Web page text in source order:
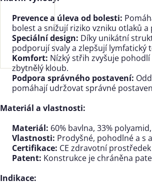
Prevence a úleva od bolesti:
bolest a snižují riziko vzniku otlaků a
Speciální design: Díky unikátní
podporují svaly a zlepšují lymfatický
Komfort: Nízký střih zvyšuje
zbytnělý kloub.
Podpora správného postavení:
pomáhají udržovat správné
Materiál a vlastnosti:
Materiál: 60% bavlna, 33%
Vlastnosti: Prodyšné, pohodlné a s
Certifikace: CE zdravotní
Patent: Konstrukce je chráněna
Indikace: